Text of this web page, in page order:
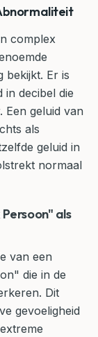
complex
bekijkt. Er is
in decibel die
Een geluid van
als
geluid in
normaal
als
van een
die in de
Dit
gevoeligheid